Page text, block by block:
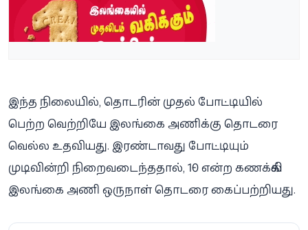
இந்த நிலையில், தொடரின் முதல் போட்டியில்
பெற்ற வெற்றியே இலங்கை அணிக்கு தொடரை
வெல்ல உதவியது. இரண்டாவது போட்டியும்
முடிவின்றி நிறைவடைந்ததால், 1-0 என்ற கணக்கில்
இலங்கை அணி ஒருநாள் தொடரை கைப்பற்றியது.